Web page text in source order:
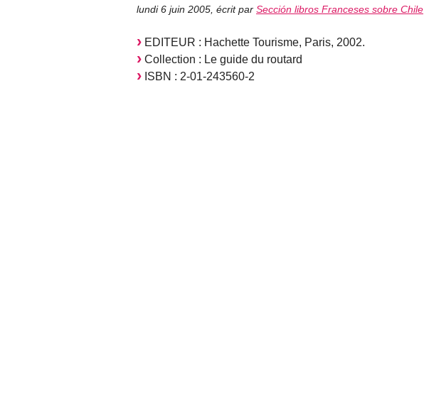
lundi 6 juin 2005 écrit par Sección libros Franceses sobre Chile
EDITEUR : Hachette Tourisme, Paris, 2002.
Collection : Le guide du routard
ISBN : 2-01-243560-2